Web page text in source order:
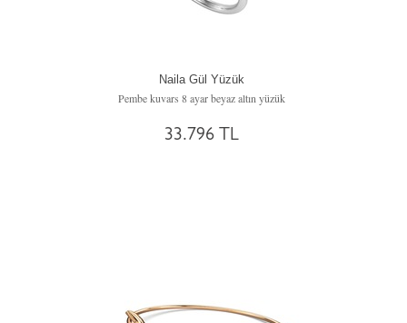
Naila Gül Yüzük
Pembe kuvars 8 ayar beyaz altın yüzük
33.796 TL